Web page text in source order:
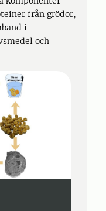
från grödor,
i
och